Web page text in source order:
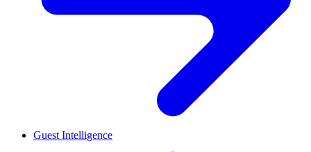
Guest Intelligence